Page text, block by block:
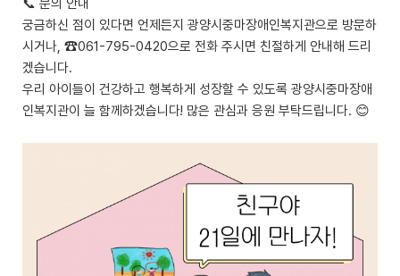
궁금하신 점이 있다면 언제든지 광양시중마장애인복지관으로 방문하
시거나, ☎061-795-0420으로 전화 주시면 친절하게 안내해 드리
겠습니다.
우리 아이들이 건강하고 행복하게 성장할 수 있도록 광양시중마장애
인복지관이 늘 함께하겠습니다! 많은 관심과 응원 부탁드립니다. 😊